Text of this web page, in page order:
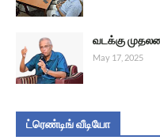
வடக்கு
May 17, 2025
ட்ரெண்டிங் வீடியோ